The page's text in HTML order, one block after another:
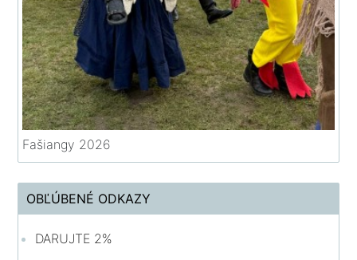
Fašiangy 2026
OBĽÚBENÉ ODKAZY
DARUJTE 2%